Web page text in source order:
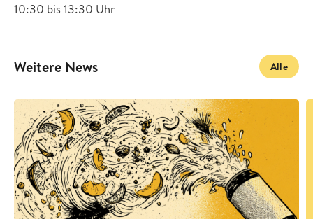
10:30 bis 13:30 Uhr
Weitere News Alle